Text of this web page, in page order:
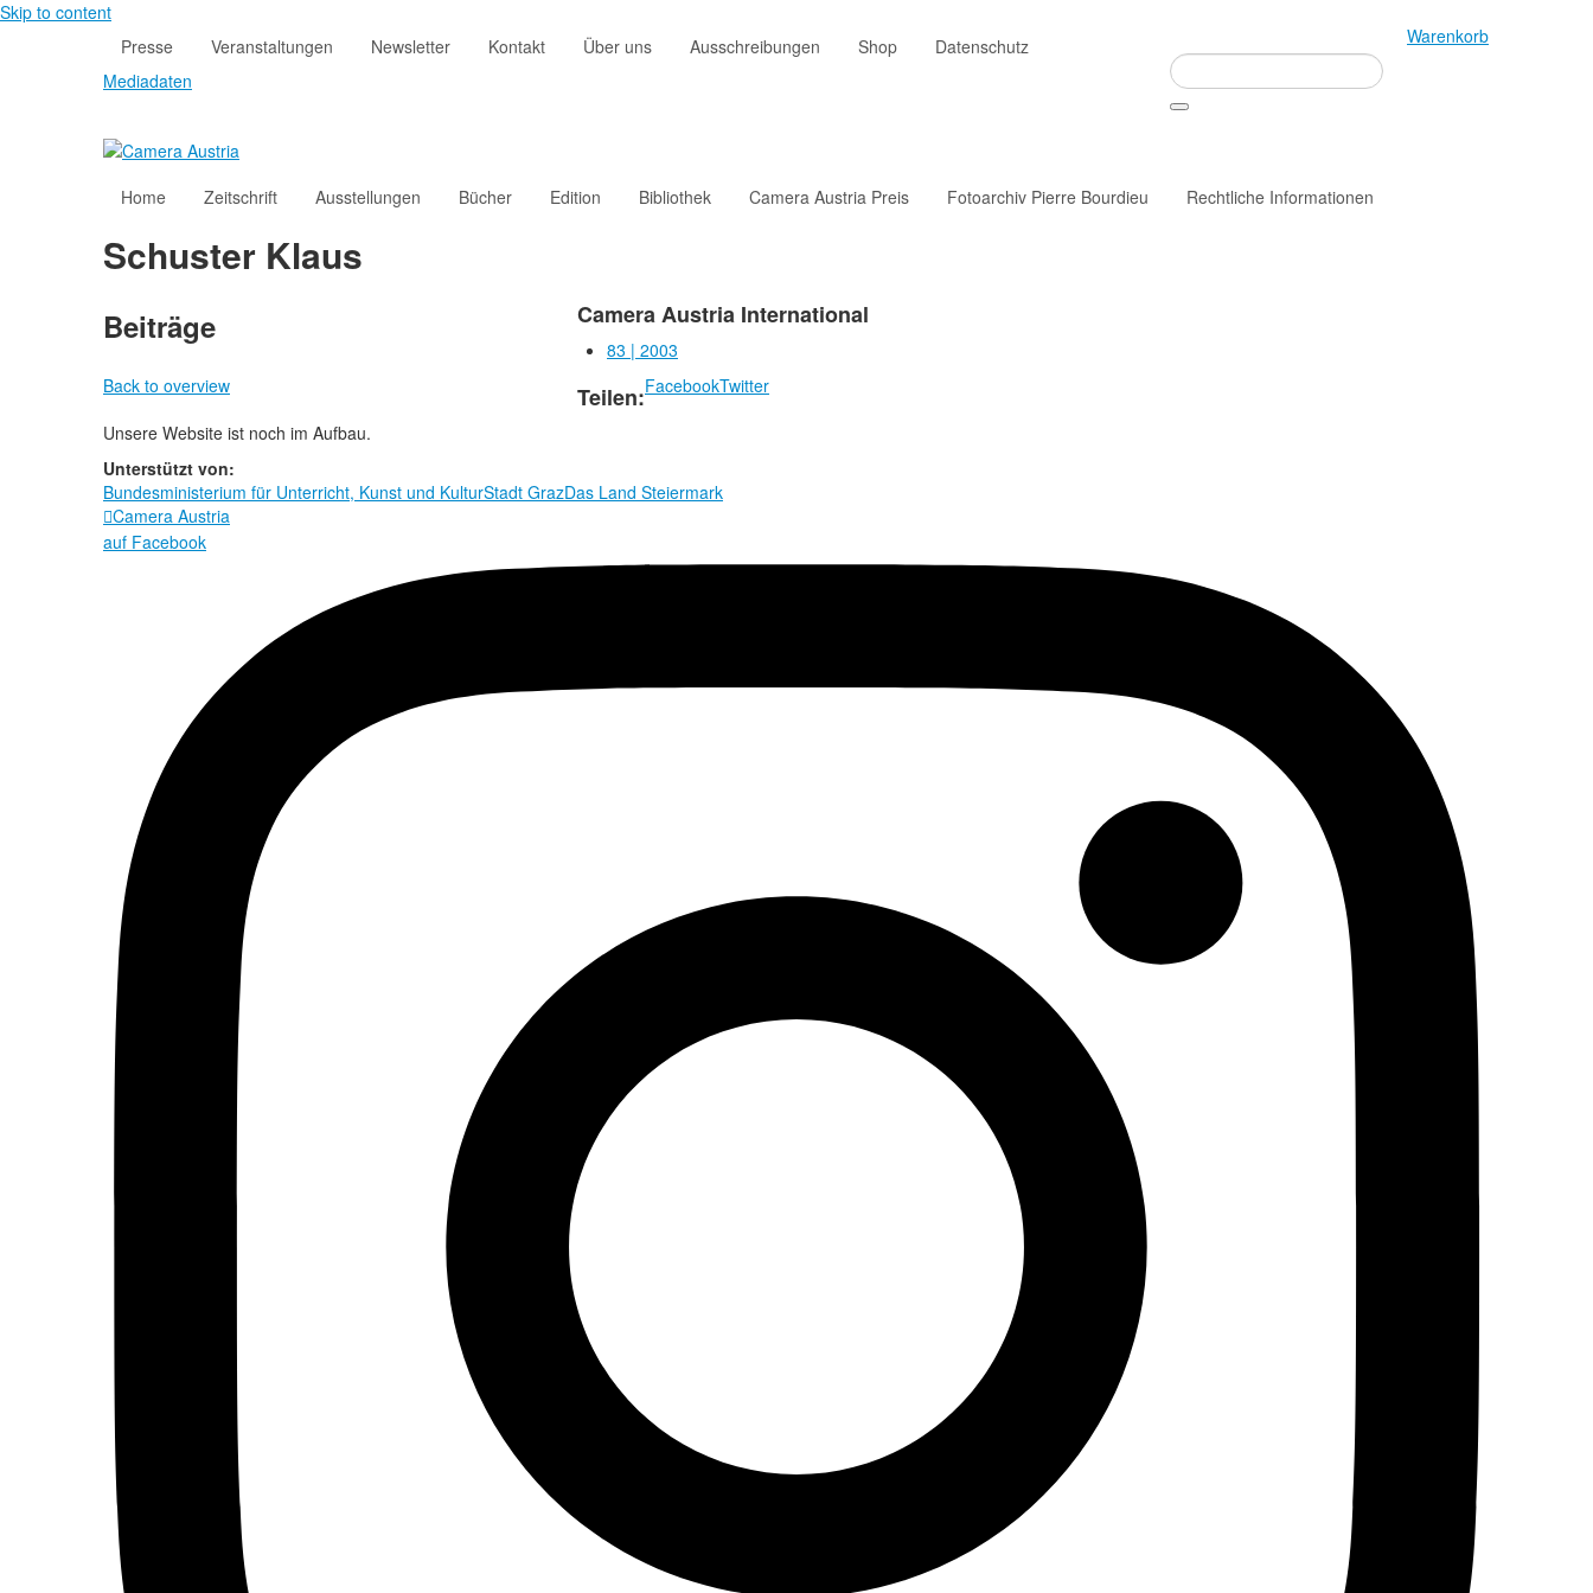
Skip to content
Presse
Veranstaltungen Newsletter Kontakt Über uns Ausschreibungen Shop
Datenschutz
Mediadaten
Warenkorb
Home Zeitschrift Ausstellungen Bücher Edition Bibliothek Camera Austria Preis Fotoarchiv Pierre Bourdieu Rechtliche Informationen
Schuster Klaus
Beiträge Camera Austria International
83 | 2003
Back to overview
Teilen:FacebookTwitter
Unsere Website ist noch im Aufbau.
Unterstützt von:
Bundesministerium für Unterricht, Kunst und KulturStadt GrazDas Land Steiermark
Camera Austria
auf Facebook